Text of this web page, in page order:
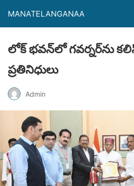
MANATELANGANAA
లోక్ భవన్‌లో గవర్నర్‌ను
ప్రతినిధులు
Admin